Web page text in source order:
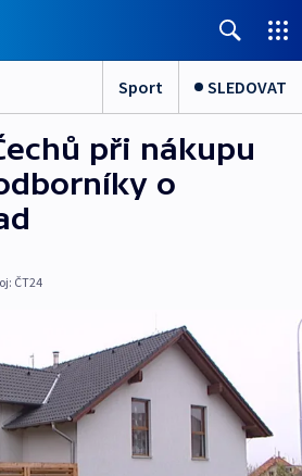
Sport SLEDOVAT
při nákupu
o
ČT24